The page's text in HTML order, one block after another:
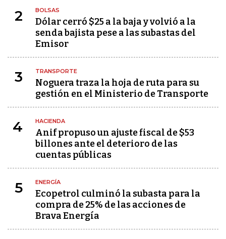
2 BOLSAS
Dólar cerró $25 a la baja y volvió a la
senda bajista pese a las subastas del
Emisor
3 TRANSPORTE
Noguera traza la hoja de ruta para su
gestión en el Ministerio de Transporte
4 HACIENDA
Anif propuso un ajuste fiscal de $53
billones ante el deterioro de las
cuentas públicas
5 ENERGÍA
Ecopetrol culminó la subasta para la
compra de 25% de las acciones de
Brava Energía